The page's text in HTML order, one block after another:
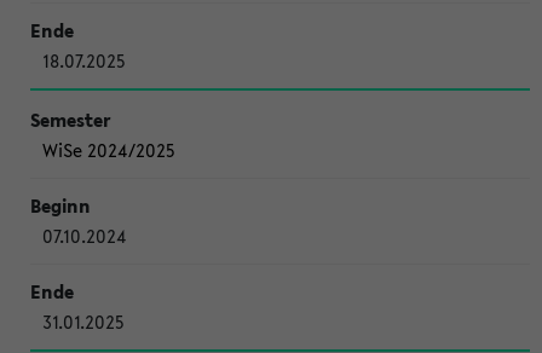
18.07.2025
WiSe 2024/2025
07.10.2024
31.01.2025